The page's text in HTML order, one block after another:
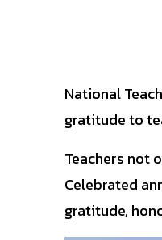
National
gratitude to
Teachers not
Celebrated
gratitude,